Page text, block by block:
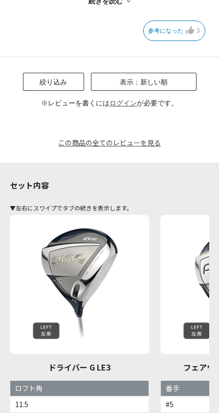
セット内容
▼左右にスワイプでタブの続きを表示します。
ドライバー G LE3
ロフト角
11.5
フェアウ
番手
#5
で新品のクラブを揃えるよりかなりお得だと思います。
用はパターの種類を選べるようになっているので羨ましいです。
あと、中年なのであまり可愛いイメージのもの(レディースはピ
を基調としたクラブセットはとても気に入っています。
トータルでいうと良い買い物ができました。大事に使います。
後日送られてきた水筒も、保温性も高く重宝しています。
参考になった 3
絞り込み 表示：新しい順
※レビューを書くにはログインが必要です。
この商品の全てのレビューを見る